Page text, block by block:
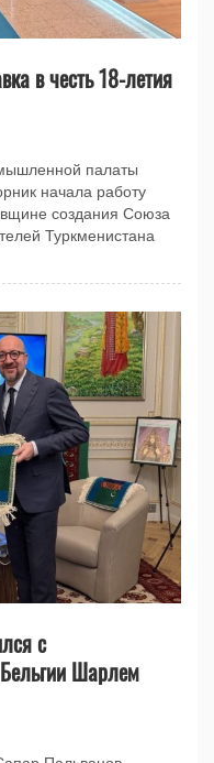
в честь 18-летия
палаты
начала работу
создания Союза
Туркменистана
с
Шарлем